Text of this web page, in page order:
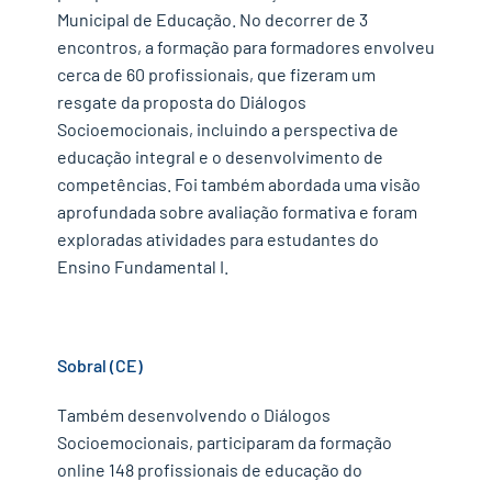
Municipal de Educação. No decorrer de 3
encontros, a formação para formadores envolveu
cerca de 60 profissionais, que fizeram um
resgate da proposta do Diálogos
Socioemocionais, incluindo a perspectiva de
educação integral e o desenvolvimento de
competências. Foi também abordada uma visão
aprofundada sobre avaliação formativa e foram
exploradas atividades para estudantes do
Ensino Fundamental I.
Sobral (CE)
Também desenvolvendo o Diálogos
Socioemocionais, participaram da formação
online 148 profissionais de educação do